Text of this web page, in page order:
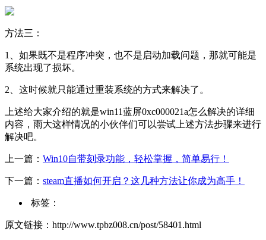
方法三：
1、如果既不是程序冲突，也不是启动加载问题，那就可能是
系统出现了损坏。
2、这时候就只能通过重装系统的方式来解决了。
上述给大家介绍的就是win11蓝屏0xc000021a怎么解决的详细
内容，雨大这样情况的小伙伴们可以尝试上述方法步骤来进行
解决吧。
上一篇： Win10自带刻录功能，轻松掌握，简单易行！
下一篇： steam直播如何开启？这几种方法让你成为高手！
标签：
原文链接：http://www.tpbz008.cn/post/58401.html